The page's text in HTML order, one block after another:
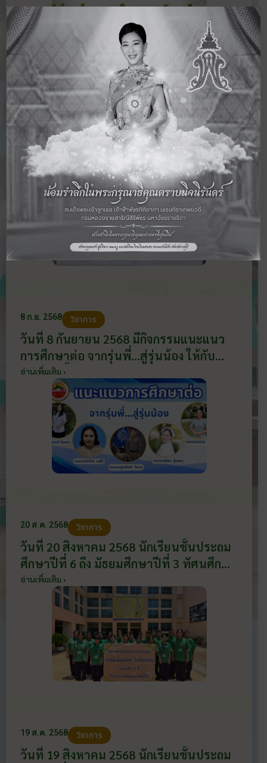
31 ม.ค. 2569 วิชาการ
การทดสอบทางการศึกษาระดับชาติขั้นพื้น
ฐาน (O-NET) ระดับชั้นประถมศึกษาปีที่ 6
ปีการศึกษา 2568 รูปแบบ Paper สนาม
สอบโรงเรียนฮกเฮงในวันที่ 31 มกราคม
2569
อ่านเพิ่มเติม ›
8 ก.ย. 2568 วิชาการ
วันที่ 8 กันยายน 2568 มีกิจกรรมแนะแนว
การศึกษาต่อ จากรุ่นพี่…สู่รุ่นน้อง ให้กับ
นักเรียนชั้นมัธยมศึกษาปีที่ 2 ถึง 3 ณ ห้อง
ประชุมอาคารสารนิเทศฯ
อ่านเพิ่มเติม ›
20 ส.ค. 2568 วิชาการ
วันที่ 20 สิงหาคม 2568 นักเรียนชั้นประถม
ศึกษาปีที่ 6 ถึง มัธยมศึกษาปีที่ 3 ทัศนศึกษา
แหล่งเรียนรู้นอกสถานศึกษา ณ ศูนย์
วิทยาศาสตร์เพื่อการศึกษารังสิต โดยใช้งบ
เรียนฟรี 15 ปีอย่างมีคุณภาพ งบกิจกรรม
พัฒนาคุณภาพผู้เรียน
อ่านเพิ่มเติม ›
19 ส.ค. 2568 วิชาการ
วันที่ 19 สิงหาคม 2568 นักเรียนชั้นประถม